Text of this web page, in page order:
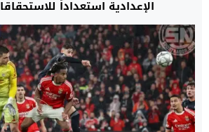
الإعدادية استعداداً